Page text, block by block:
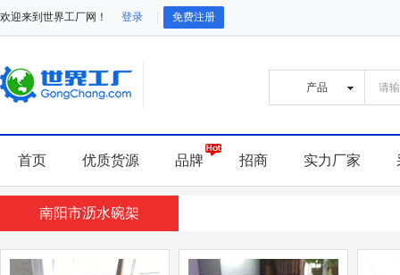
欢迎来到世界工厂网！ 登录 免费注册
首页 优质货源 品牌 招商 实力厂家
南阳市沥水碗架